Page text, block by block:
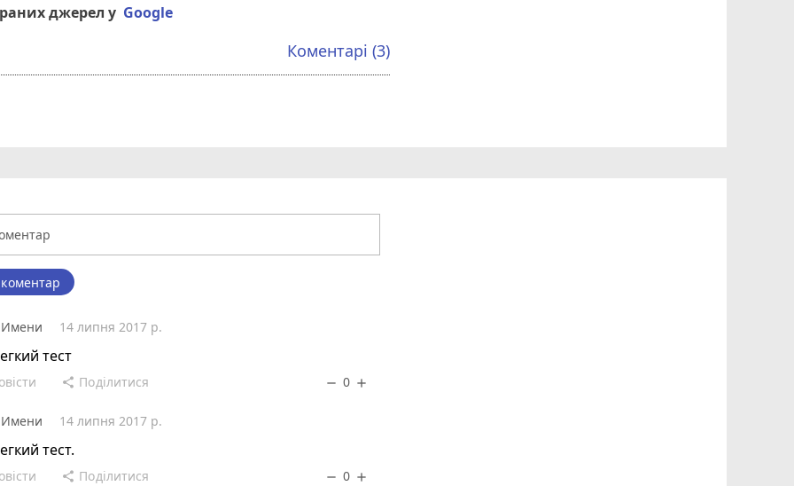
джерел у Google
Коментарі (3)
Имени 14 липня 2017 р.
тест
share Поділитися remove 0 add
Имени 14 липня 2017 р.
тест.
share Поділитися remove 0 add